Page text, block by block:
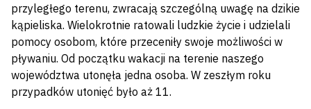
przyległego terenu, zwracają szczególną uwagę na dzikie
kąpieliska. Wielokrotnie ratowali ludzkie życie i udzielali
pomocy osobom, które przeceniły swoje możliwości w
pływaniu. Od początku wakacji na terenie naszego
województwa utonęła jedna osoba. W zeszłym roku
przypadków utonięć było aż 11.